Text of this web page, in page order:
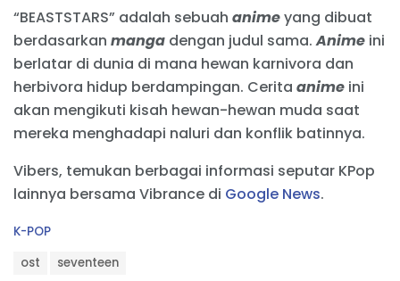
“BEASTSTARS” adalah sebuah animeyang dibuat
berdasarkan manga dengan judul sama.Anime ini
berlatar di dunia di mana hewan karnivora dan
herbivora hidup berdampingan. Cerita anime ini
akan mengikuti kisah hewan-hewan muda saat
mereka menghadapi naluri dan konflik batinnya.
Vibers, temukan berbagai informasi seputar KPop
lainnya bersama Vibrance di Google News.
C
K-POP
ost seventeen